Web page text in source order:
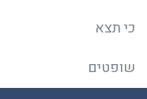
כי תצא
שופטים